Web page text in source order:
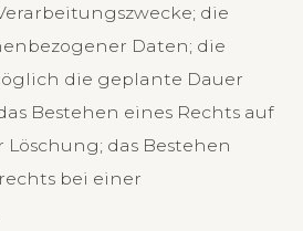
die
Daten; die
die geplante Dauer
Bestehen eines Rechts auf
das Bestehen
bei einer